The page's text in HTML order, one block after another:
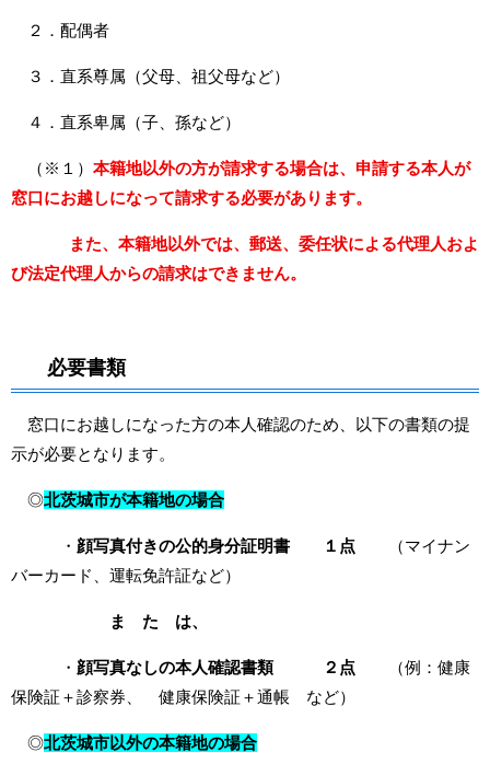
２．配偶者
３．直系尊属（父母、祖父母など）
４．直系卑属（子、孫など）
（※１） 本籍地以外の方が請求する場合は、申請する本人が
窓口にお越しになって請求する必要があります。
また、本籍地以外では、郵送、委任状による代理人およ
び法定代理人からの請求はできません。
必要書類
窓口にお越しになった方の本人確認のため、以下の書類の提
示が必要となります。
◎北茨城市が本籍地の場合
・ 顔写真付きの公的身分証明書 １点 （マイナン
バーカード、運転免許証など）
ま た は、
・ 顔写真なしの本人確認書類 ２点 （例：健康
保険証＋診察券、 健康保険証＋通帳 など）
◎北茨城市以外の本籍地の場合